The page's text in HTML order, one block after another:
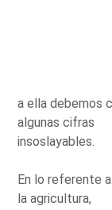
a ella debemos
algunas cifras
insoslayables.
En lo referente
la agricultura,